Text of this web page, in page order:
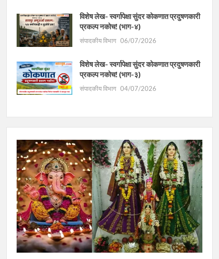
विशेष लेख- स्वर्गापेक्षा सुंदर कोकणात प्रदुषणकारी
प्रकल्प नकोच! (भाग-४)
संपादकीय विभाग 06/07/2026
विशेष लेख- स्वर्गापेक्षा सुंदर कोकणात प्रदुषणकारी
प्रकल्प नकोच! (भाग-३)
संपादकीय विभाग 04/07/2026